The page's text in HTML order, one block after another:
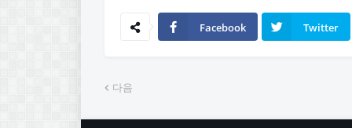
Facebook Twitter
다음